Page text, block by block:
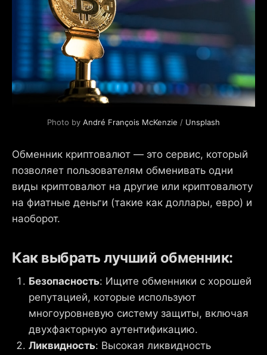
Photo by André François McKenzie / Unsplash
Обменник криптовалют — это сервис, который
позволяет пользователям обменивать одни
виды криптовалют на другие или криптовалюту
на фиатные деньги (такие как доллары, евро) и
наоборот.
Как выбрать лучший обменник:
Безопасность: Ищите обменники с хорошей
репутацией, которые используют
многоуровневую систему защиты, включая
двухфакторную аутентификацию.
Ликвидность: Высокая ликвидность